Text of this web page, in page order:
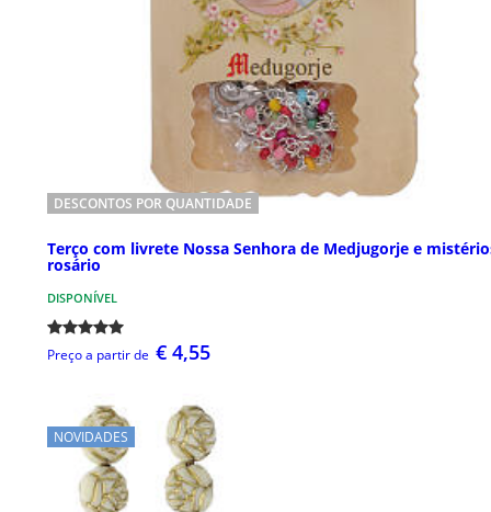
DESCONTOS POR QUANTIDADE
Terço com livrete Nossa Senhora de Medjugorje e
rosário
DISPONÍVEL
Preço a partir de € 4,55
NOVIDADES